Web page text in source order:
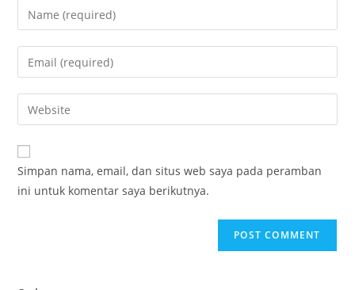
Simpan nama, email, dan situs web saya pada peramban
ini untuk komentar saya berikutnya.